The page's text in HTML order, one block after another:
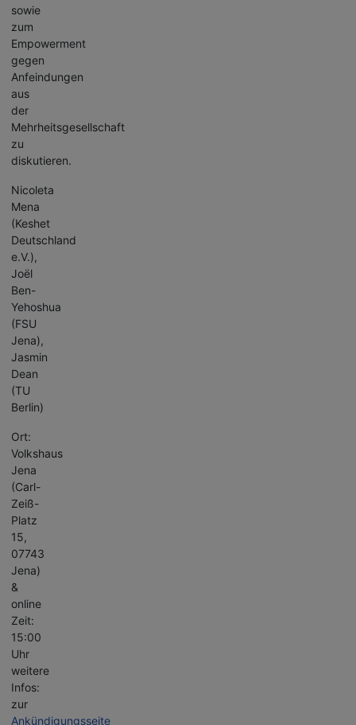
sowie
zum
Empowerment
gegen
Anfeindungen
aus
der
Mehrheitsgesellschaft
zu
diskutieren.
Nicoleta
Mena
(Keshet
Deutschland
e.V.),
Joël
Ben-
Yehoshua
(FSU
Jena),
Jasmin
Dean
(TU
Berlin)
Ort:
Volkshaus
Jena
(Carl-
Zeiß-
Platz
15,
07743
Jena)
&
online
Zeit:
15:00
Uhr
weitere
Infos:
zur
Ankündigungsseite